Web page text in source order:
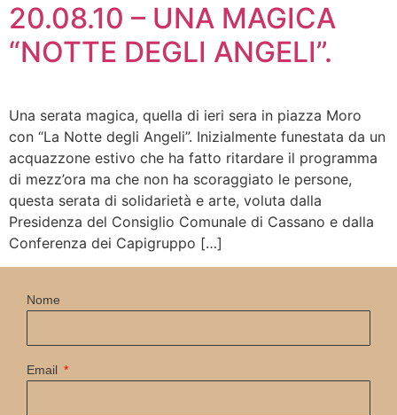
20.08.10 – UNA MAGICA
“NOTTE DEGLI ANGELI”.
Una serata magica, quella di ieri sera in piazza Moro
con “La Notte degli Angeli”. Inizialmente funestata da un
acquazzone estivo che ha fatto ritardare il programma
di mezz’ora ma che non ha scoraggiato le persone,
questa serata di solidarietà e arte, voluta dalla
Presidenza del Consiglio Comunale di Cassano e dalla
Conferenza dei Capigruppo […]
Nome
Email